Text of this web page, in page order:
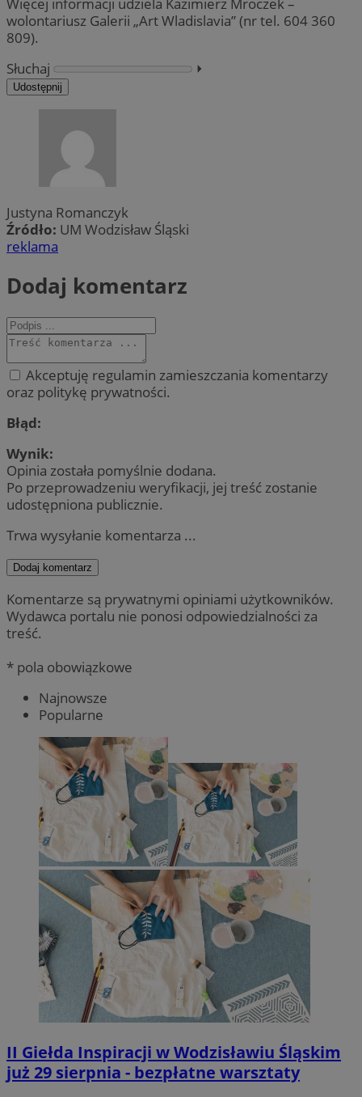
wolontariusz Galerii „Art Wladislavia” (nr tel. 604 360
809).
Słuchaj
⏵︎
Udostępnij
Justyna Romanczyk
Źródło: UM Wodzisław Śląski
reklama
Dodaj komentarz
Akceptuję regulamin zamieszczania komentarzy
oraz politykę prywatności.
Błąd:
Wynik:
Opinia została pomyślnie dodana.
Po przeprowadzeniu weryfikacji, jej treść zostanie
udostępniona publicznie.
Trwa wysyłanie komentarza ...
Dodaj komentarz
Komentarze są prywatnymi opiniami użytkowników.
Wydawca portalu nie ponosi odpowiedzialności za
treść.
* pola obowiązkowe
Najnowsze
Popularne
II Giełda Inspiracji w Wodzisławiu Śląskim
już 29 sierpnia - bezpłatne warsztaty